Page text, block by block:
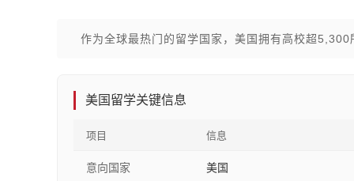
作为全球最热门的留学国家，美国拥有高校超5,300
美国留学关键信息
项目 信息
意向国家 美国